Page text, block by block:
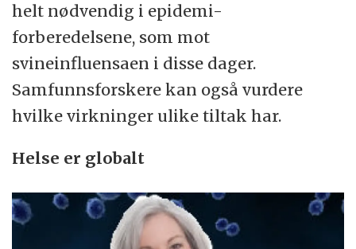
helt nødvendig i epidemi-
forberedelsene, som mot
svineinfluensaen i disse dager.
Samfunnsforskere kan også vurdere
hvilke virkninger ulike tiltak har.
Helse er globalt